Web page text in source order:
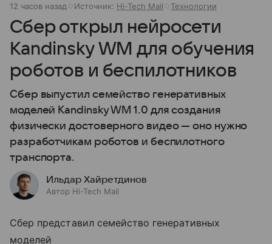
12 часов назад Источник: Hi-Tech Mail Технологии
Сбер открыл нейросети
Kandinsky WM для обучения
роботов и беспилотников
Сбер выпустил семейство генеративных
моделей Kandinsky WM 1.0 для создания
физически достоверного видео — оно нужно
разработчикам роботов и беспилотного
транспорта.
Ильдар Хайретдинов
Автор Hi-Tech Mail
Сбер представил семейство генеративных
моделей